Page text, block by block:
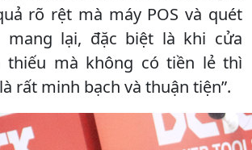
rõ rệt mà máy POS và quét
mang lại, đặc biệt là khi cửa
thiếu mà không có tiền lẻ thì
rất minh bạch và thuận tiện”.